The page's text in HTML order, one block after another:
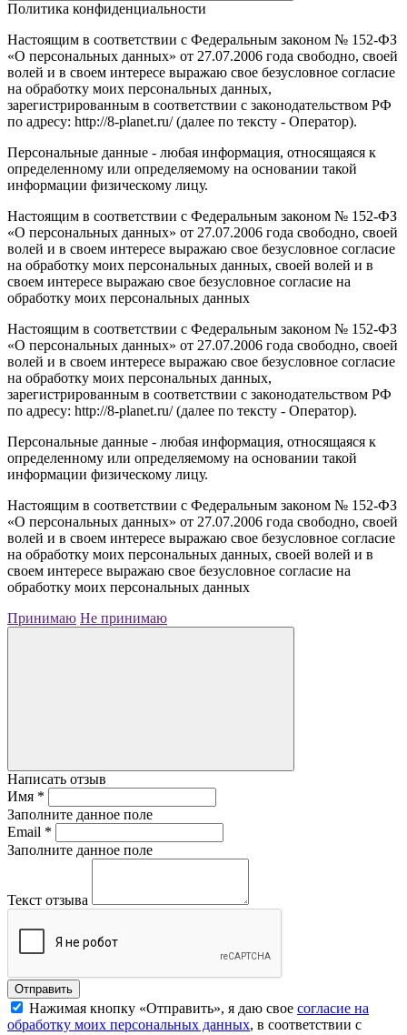
Политика конфиденциальности
Настоящим в соответствии с Федеральным законом № 152-ФЗ
«О персональных данных» от 27.07.2006 года свободно, своей
волей и в своем интересе выражаю свое безусловное согласие
на обработку моих персональных данных,
зарегистрированным в соответствии с законодательством РФ
по адресу: http://8-planet.ru/ (далее по тексту - Оператор).
Персональные данные - любая информация, относящаяся к
определенному или определяемому на основании такой
информации физическому лицу.
Настоящим в соответствии с Федеральным законом № 152-ФЗ
«О персональных данных» от 27.07.2006 года свободно, своей
волей и в своем интересе выражаю свое безусловное согласие
на обработку моих персональных данных, своей волей и в
своем интересе выражаю свое безусловное согласие на
обработку моих персональных данных
Настоящим в соответствии с Федеральным законом № 152-ФЗ
«О персональных данных» от 27.07.2006 года свободно, своей
волей и в своем интересе выражаю свое безусловное согласие
на обработку моих персональных данных,
зарегистрированным в соответствии с законодательством РФ
по адресу: http://8-planet.ru/ (далее по тексту - Оператор).
Персональные данные - любая информация, относящаяся к
определенному или определяемому на основании такой
информации физическому лицу.
Настоящим в соответствии с Федеральным законом № 152-ФЗ
«О персональных данных» от 27.07.2006 года свободно, своей
волей и в своем интересе выражаю свое безусловное согласие
на обработку моих персональных данных, своей волей и в
своем интересе выражаю свое безусловное согласие на
обработку моих персональных данных
Принимаю Не принимаю
Написать отзыв
Имя *
Заполните данное поле
Email *
Заполните данное поле
Текст отзыва
Нажимая кнопку «Отправить», я даю свое согласие на
обработку моих персональных данных, в соответствии с